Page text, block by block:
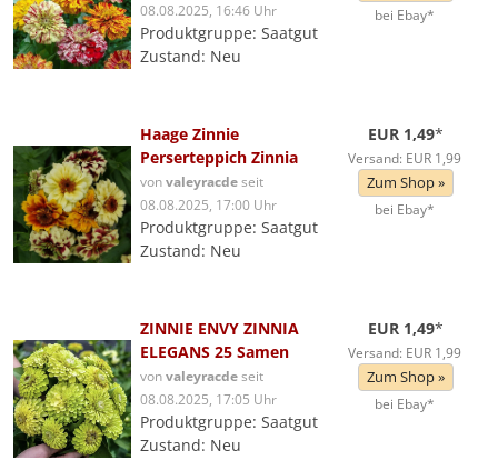
08.08.2025, 16:46 Uhr
Produktgruppe: Saatgut
Zustand: Neu
bei Ebay*
Haage Zinnie
Perserteppich Zinnia
vonvaleyracdeseit
08.08.2025, 17:00 Uhr
Produktgruppe: Saatgut
Zustand: Neu
EUR 1,49*
Versand: EUR 1,99
Zum Shop »
bei Ebay*
ZINNIE ENVY ZINNIA
ELEGANS 25 Samen
vonvaleyracdeseit
08.08.2025, 17:05 Uhr
Produktgruppe: Saatgut
Zustand: Neu
EUR 1,49*
Versand: EUR 1,99
Zum Shop »
bei Ebay*